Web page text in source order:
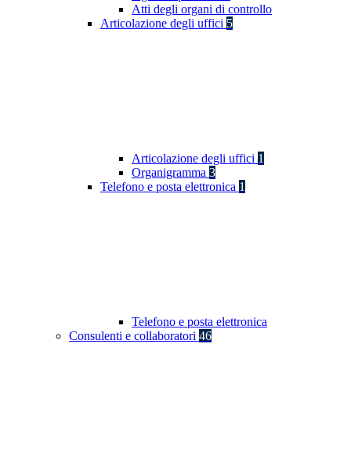
Atti degli organi di controllo
Articolazione degli uffici 5
Articolazione degli uffici 1
Organigramma 3
Telefono e posta elettronica 1
Telefono e posta elettronica
Consulenti e collaboratori 46